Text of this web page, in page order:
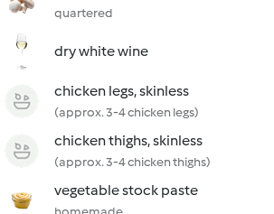
quartered
dry white wine
chicken legs, skinless
(approx. 3-4 chicken legs)
chicken thighs, skinless
(approx. 3-4 chicken thighs)
vegetable stock paste